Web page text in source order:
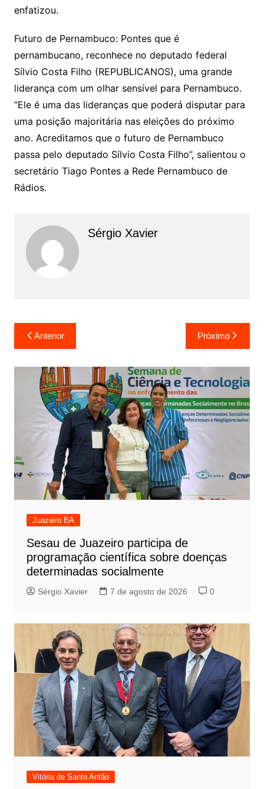
enfatizou.
Futuro de Pernambuco: Pontes que é
pernambucano, reconhece no deputado federal
Sílvio Costa Filho (REPUBLICANOS), uma grande
liderança com um olhar sensível para Pernambuco.
“Ele é uma das lideranças que poderá disputar para
uma posição majoritária nas eleições do próximo
ano. Acreditamos que o futuro de Pernambuco
passa pelo deputado Sílvio Costa Filho”, salientou o
secretário Tiago Pontes a Rede Pernambuco de
Rádios.
Sérgio Xavier
Anterior Próximo
Juazeiro BA
Sesau de Juazeiro participa de
programação científica sobre doenças
determinadas socialmente
Sérgio Xavier 7 de agosto de 2026 0
Vitória de Santo Antão